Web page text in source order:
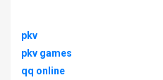
pkv
pkv games
qq online